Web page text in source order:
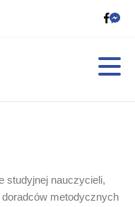
studyjnej nauczycieli,
metodycznych